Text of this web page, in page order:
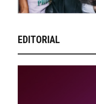
EDITORIAL